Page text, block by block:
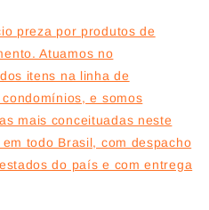
preza por produtos de
Atuamos no
itens na linha de
e somos
mais conceituadas neste
todo Brasil, com despacho
do país e com entrega